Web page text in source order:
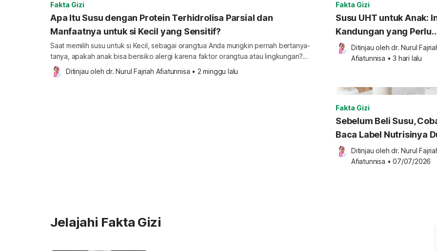
Fakta Gizi
Apa Itu Susu dengan Protein Terhidrolisa Parsial dan
Manfaatnya untuk si Kecil yang Sensitif?
Saat memilih susu untuk si Kecil, sebagai orangtua Anda mungkin pernah bertanya-
tanya, apakah anak bisa berisiko alergi karena faktor orangtua atau lingkungan?
Apakah tanda sensitivitas atau hipersensitivitas setelah minum susu perlu
diperhatikan? Lalu, apa bedanya susu dengan Protein Terhidrolisa Parsial dengan
Ditinjau oleh dr. Nurul Fajriah Afiatunnisa • 2 minggu lalu
Fakta Gizi
Susu UHT untuk Anak:
Kandungan yang Perlu
Diperhatikan Orang Tua
Ditinjau oleh dr. Nurul
Afiatunnisa • 3 hari lalu
Fakta Gizi
Sebelum Beli Susu,
Baca Label Nutrisinya
Ditinjau oleh dr. Nurul
Afiatunnisa • 07/07/2026
Jelajahi Fakta Gizi